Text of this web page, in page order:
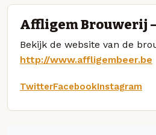
Affligem Brouwerij
Bekijk de website van de
http://www.affligembeer.be
TwitterFacebookInstagram